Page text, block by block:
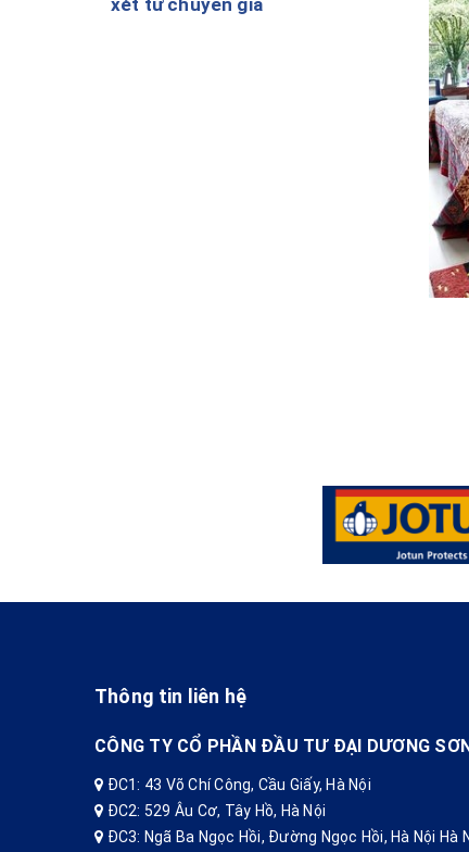
Thông tin liên hệ
CÔNG TY CỔ PHẦN ĐẦU TƯ ĐẠI DƯƠNG
ĐC1: 43 Võ Chí Công, Cầu Giấy, Hà Nội
ĐC2: 529 Âu Cơ, Tây Hồ, Hà Nội
ĐC3: Ngã Ba Ngọc Hồi, Đường Ngọc Hồi, Hà Nội Hà